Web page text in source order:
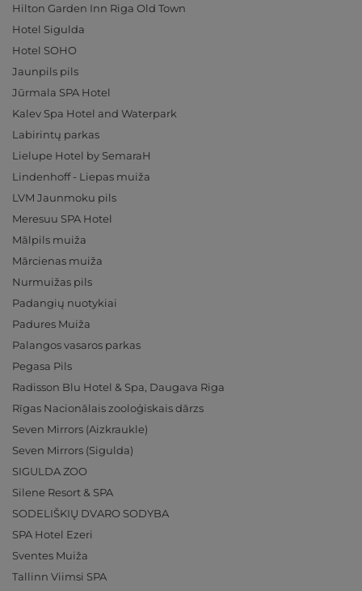
Hilton Garden Inn Riga Old Town
Hotel Sigulda
Hotel SOHO
Jaunpils pils
Jūrmala SPA Hotel
Kalev Spa Hotel and Waterpark
Labirintų parkas
Lielupe Hotel by SemaraH
Lindenhoff - Liepas muiža
LVM Jaunmoku pils
Meresuu SPA Hotel
Mālpils muiža
Mārcienas muiža
Nurmuižas pils
Padangių nuotykiai
Padures Muiža
Palangos vasaros parkas
Pegasa Pils
Radisson Blu Hotel & Spa, Daugava Riga
Rīgas Nacionālais zooloģiskais dārzs
Seven Mirrors (Aizkraukle)
Seven Mirrors (Sigulda)
SIGULDA ZOO
Silene Resort & SPA
SODELIŠKIŲ DVARO SODYBA
SPA Hotel Ezeri
Sventes Muiža
Tallinn Viimsi SPA